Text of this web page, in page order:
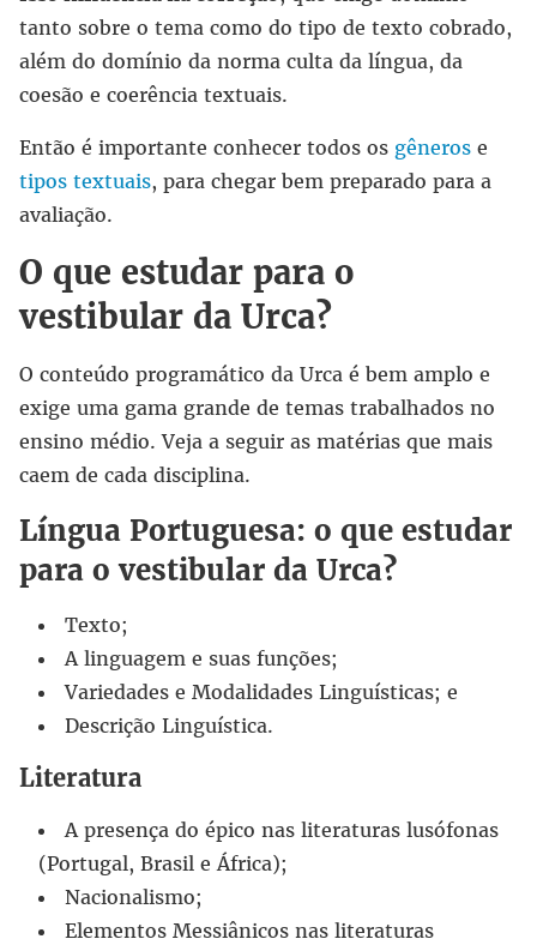
tanto sobre o tema como do tipo de texto cobrado,
além do domínio da norma culta da língua, da
coesão e coerência textuais.
Então é importante conhecer todos os gêneros e
tipos textuais, para chegar bem preparado para a
avaliação.
O que estudar para o
vestibular da Urca?
O conteúdo programático da Urca é bem amplo e
exige uma gama grande de temas trabalhados no
ensino médio. Veja a seguir as matérias que mais
caem de cada disciplina.
Língua Portuguesa: o que estudar
para o vestibular da Urca?
Texto;
A linguagem e suas funções;
Variedades e Modalidades Linguísticas; e
Descrição Linguística.
Literatura
A presença do épico nas literaturas lusófonas
(Portugal, Brasil e África);
Nacionalismo;
Elementos Messiânicos nas literaturas